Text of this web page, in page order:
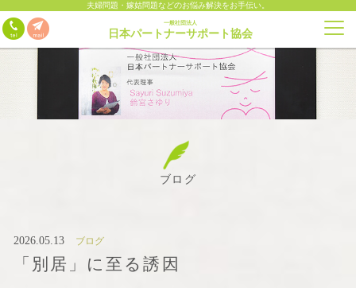
夫婦問題・嫁姑問題などのお悩み解決をお手伝い。
一般社団法人
日本パートナーサポート協会
ブログ
2026.05.13 ブログ
「別居」に至る誘因